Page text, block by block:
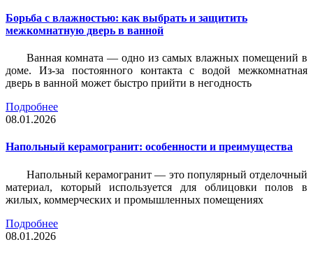
Борьба с влажностью: как выбрать и защитить
межкомнатную дверь в ванной
Ванная комната — одно из самых влажных помещений в
доме. Из-за постоянного контакта с водой межкомнатная
дверь в ванной может быстро прийти в негодность
Подробнее
08.01.2026
Напольный керамогранит: особенности и преимущества
Напольный керамогранит — это популярный отделочный
материал, который используется для облицовки полов в
жилых, коммерческих и промышленных помещениях
Подробнее
08.01.2026